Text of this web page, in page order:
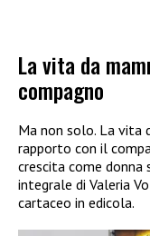
La vita da
compagno
Ma non solo. La vita
rapporto con il
crescita come
integrale di Valeria
cartaceo in edicola.